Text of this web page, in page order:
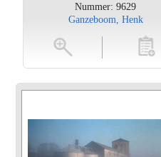
Nummer: 9629
Ganzeboom, Henk
toevoegen